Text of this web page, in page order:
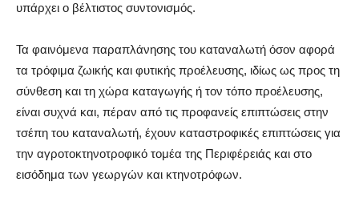
υπάρχει ο βέλτιστος συντονισμός.
Τα φαινόμενα παραπλάνησης του καταναλωτή όσον αφορά
τα τρόφιμα ζωικής και φυτικής προέλευσης, ιδίως ως προς τη
σύνθεση και τη χώρα καταγωγής ή τον τόπο προέλευσης,
είναι συχνά και, πέραν από τις προφανείς επιπτώσεις στην
τσέπη του καταναλωτή, έχουν καταστροφικές επιπτώσεις για
την αγροτοκτηνοτροφικό τομέα της Περιφέρειάς και στο
εισόδημα των γεωργών και κτηνοτρόφων.